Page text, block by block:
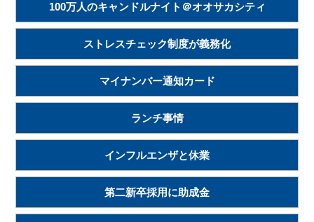
100万人のキャンドルナイト＠オオサカシティ
ストレスチェック制度が義務化
マイナンバー通知カード
ランチ事情
インフルエンザと休業
第二新卒採用に助成金